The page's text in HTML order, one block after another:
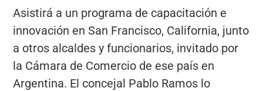
Asistirá a un programa de capacitación e
innovación en San Francisco, California, junto
a otros alcaldes y funcionarios, invitado por
la Cámara de Comercio de ese país en
Argentina. El concejal Pablo Ramos lo